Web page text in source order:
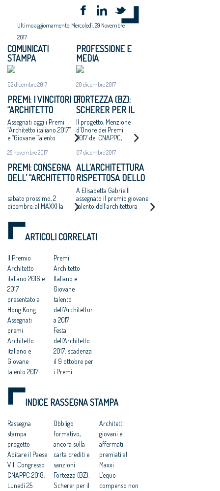
Ultimo aggiornamento: Mercoledì, 29 Novembre
2017
COMUNICATI
STAMPA
02 dicembre 2017
PREMI: I VINCITORI DI
“ARCHITETTO
ITALIANO 2017” E
“GIOVANE TALENTO
DELL’ARCHITETTURA
ITALIANA 2017”
Assegnati oggi i Premi
“Architetto italiano 2017”
e “Giovane Talento
2017” che il Consiglio
Pianificatori, Paesaggisti e
Conservatori ha bandito,
28 novembre 2017
PREMI: CONSEGNA
DELL’ “ARCHITETTO
DEL “GIOVANE
TALENTO
DELL’ARCHITETTURA
ITALIANA 2017”
sabato prossimo, 2
dicembre, al MAXXI la
2017” – verso l’VIII
Congresso degli
Architetti italiani
PROFESSIONE E
MEDIA
20 dicembre 2017
FORTEZZA (BZ):
SCHERER PER IL
RECUPERO DEL
CORPO C DEL
FORTE
Il progetto, Menzione
d’Onore dei Premi
2017 del CNAPPC,
distrutto per
della SS12
07 dicembre 2017
ALL'ARCHITETTURA
RISPETTOSA DELLO
STUDIO
CARAVATTI_CARAVATTI
IL PREMIO
A Elisabetta Gabrielli
assegnato il premio giovane
talento dell'architettura
2017 per il progetto del
ARTICOLI CORRELATI
Il Premio
Architetto
italiano 2016 e
2017
presentato a
Hong Kong
Assegnati
premi
Architetto
italiano e
Giovane
talento 2017
giovani e
affermati
Maxxi
Festa
dell’Architetto
2017 - Una
legge per
l’architettura
Festa
Premi:
Architetto
Italiano e
Giovane
talento
dell'Architettur
a 2017
Festa
dell’Architetto
2017: scadenza
il 9 ottobre per
i Premi
Italiano e
Talento
dell’Architettur
a 2017, come
candidarsi
Festa
dell'Architetto:
al via i Premi
INDICE RASSEGNA STAMPA
Rassegna
stampa
progetto
Abitare il Paese
VIII Congresso
CNAPPC 2018.
Lunedì 25
Obbligo
formativo,
ancora sulla
carta crediti e
sanzioni
Fortezza (BZ):
Scherer per il
Architetti
giovani e
affermati
premiati al
Maxxi
L’equo
compenso non